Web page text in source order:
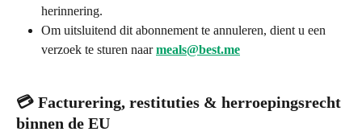
herinnering.
Om uitsluitend dit abonnement te annuleren, dient u een
verzoek te sturen naar meals@best.me
💳 Facturering, restituties & herroepingsrecht
binnen de EU